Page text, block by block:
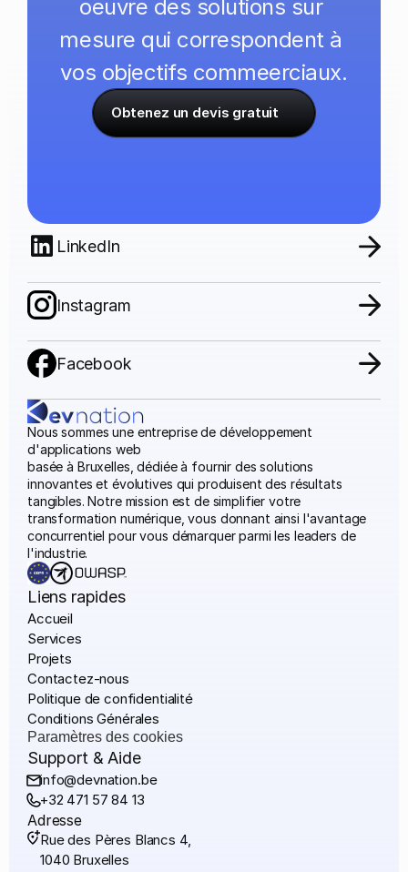
oeuvre des solutions sur
mesure qui correspondent à
vos objectifs commeerciaux.
Obtenez un devis gratuit
LinkedIn
Instagram
Facebook
Liens rapides
Accueil
Services
Projets
Contactez-nous
Politique de confidentialité
Conditions Générales
Paramètres des cookies
Support & Aide
info@devnation.be
Adresse
+32 471 57 84 13
Rue des Pères Blancs 4,
1040 Bruxelles
Nous sommes une entreprise de développement
d'applications web
basée à Bruxelles, dédiée à fournir des solutions
innovantes et évolutives qui produisent des résultats
tangibles. Notre mission est de simplifier votre
transformation numérique, vous donnant ainsi l'avantage
concurrentiel pour vous démarquer parmi les leaders de
l'industrie.